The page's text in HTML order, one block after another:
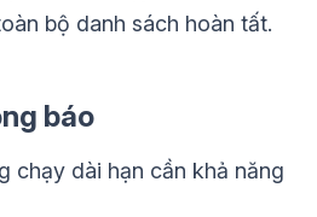
bộ danh sách hoàn tất.
báo
chạy dài hạn cần khả năng